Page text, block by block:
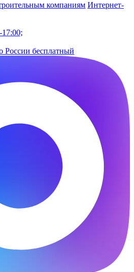
компаниям Интернет-
России бесплатный